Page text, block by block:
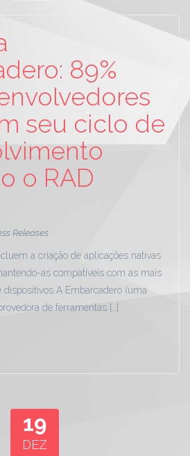
89%
seu ciclo de
o RAD
Releases
a criação de aplicações nativas
as compatíveis com as mais
dispositivos A Embarcadero (uma
de ferramentas […]
19
DEZ